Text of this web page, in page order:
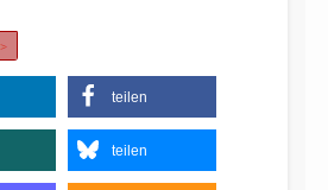
teilen
teilen